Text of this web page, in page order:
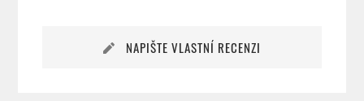
NAPIŠTE VLASTNÍ RECENZI